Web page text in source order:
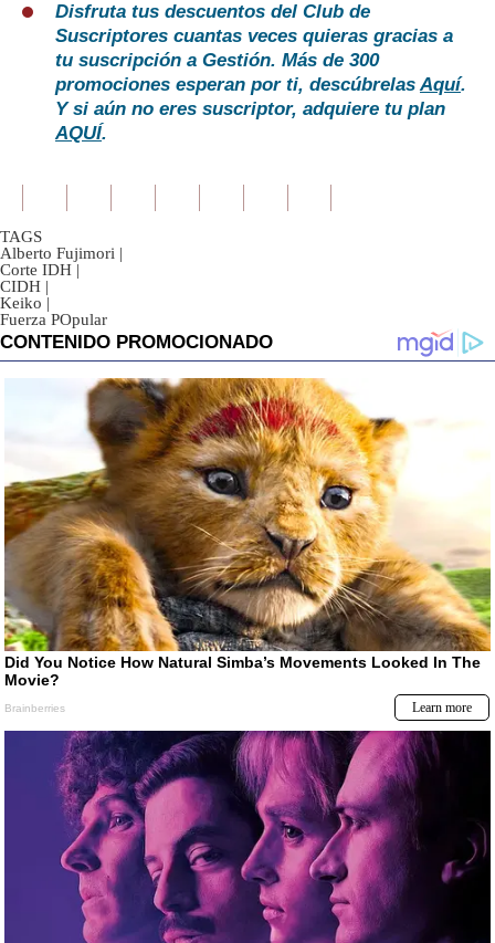
Disfruta tus descuentos del Club de
Suscriptores cuantas veces quieras gracias a
tu suscripción a Gestión. Más de 300
promociones esperan por ti, descúbrelasAquí.
Y si aún no eres suscriptor, adquiere tu plan
AQUÍ.
TAGS
Alberto Fujimori |
Corte IDH |
CIDH |
Keiko |
Fuerza POpular